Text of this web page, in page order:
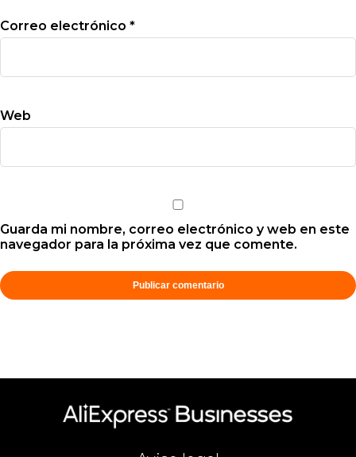
Correo electrónico *
Web
Guarda mi nombre, correo electrónico y web en este
navegador para la próxima vez que comente.